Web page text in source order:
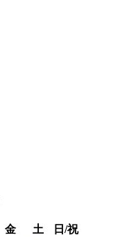
金 土
日/祝